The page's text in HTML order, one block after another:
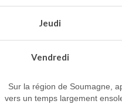
Jeudi
Vendredi
Sur la région de Soumagne,
vers un temps largement